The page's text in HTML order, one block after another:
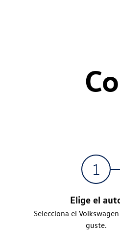
Elige el
Selecciona el
guste.